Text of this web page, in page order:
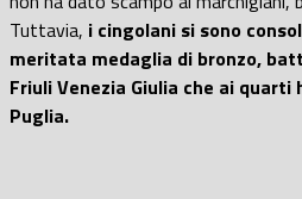
Tuttavia, i cingolani si sono
meritata medaglia di bronzo,
Friuli Venezia Giulia che ai
Puglia.